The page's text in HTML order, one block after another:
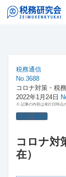
税務通信
No.3688
コロナ対策・税
2022年1月24日
※ 記事の内容は発行日時点
税務の動向
コロナ対
在）